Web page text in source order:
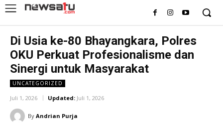
Di Usia ke-80 Bhayangkara, Polres
OKU Perkuat Profesionalisme dan
Sinergi untuk Masyarakat
UNCATEGORIZED
Juli 1, 2026 Updated: Juli 1, 2026
By Andrian Purja